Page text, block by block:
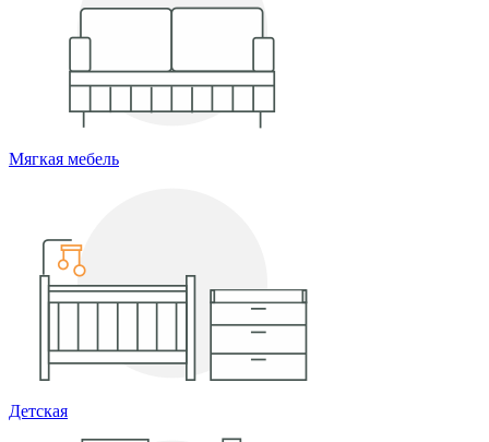
Мягкая мебель
Детская